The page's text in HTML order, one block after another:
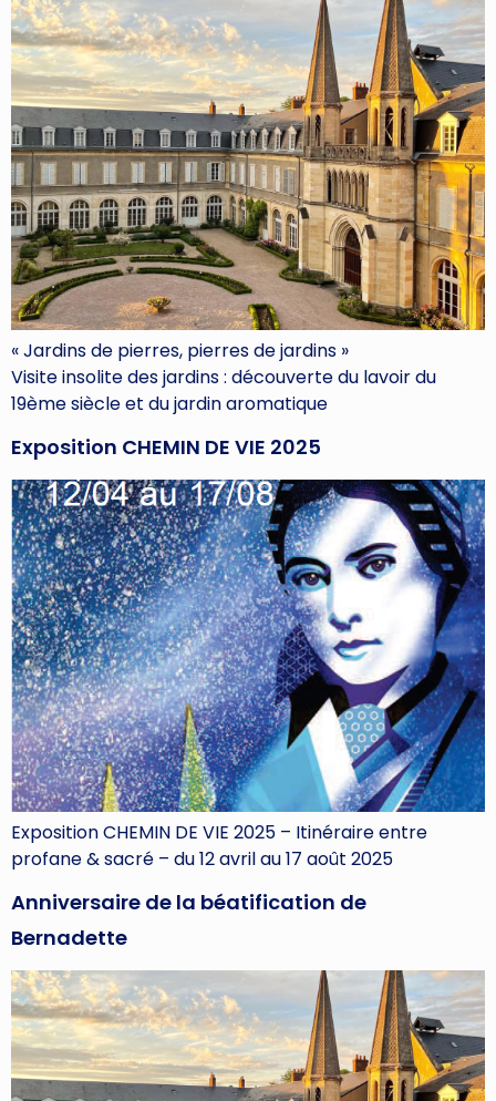
« Jardins de pierres, pierres de jardins »
Visite insolite des jardins : découverte du lavoir du
19ème siècle et du jardin aromatique
Exposition CHEMIN DE VIE 2025
Exposition CHEMIN DE VIE 2025 – Itinéraire entre
profane & sacré – du 12 avril au 17 août 2025
Anniversaire de la béatification de
Bernadette